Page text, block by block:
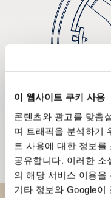
이 웹사이트 쿠키 사용
콘텐츠와 광고를 맞춤
며 트래픽을 분석하기
트 사용에 대한 정보
공유합니다. 이러한 소
의 해당 서비스 이용을
기타 정보와 Google이